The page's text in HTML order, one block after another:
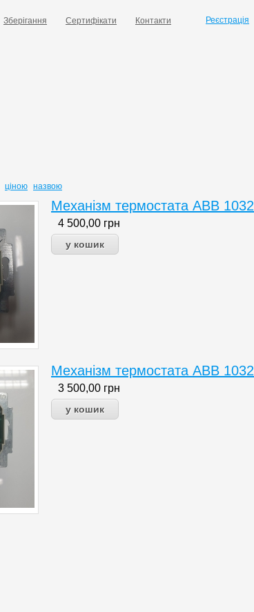
Зберігання Сертифікати Контакти Реєстрація
ціною назвою
Механізм термостата ABB
4 500,00 грн
Механізм термостата ABB
3 500,00 грн